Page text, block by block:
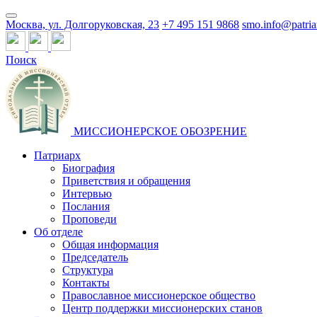
Москва, ул. Долгоруковская, 23 +7 495 151 9868
Поиск
МИССИОНЕРСКОЕ ОБОЗРЕНИЕ
Патриарх
Биография
Приветствия и обращения
Интервью
Послания
Проповеди
Об отделе
Общая информация
Председатель
Структура
Контакты
Православное миссионерское общество
Центр поддержки миссионерских станов